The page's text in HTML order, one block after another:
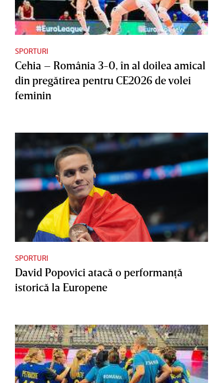
SPORTURI
Cehia – România 3-0, în al doilea amical
din pregătirea pentru CE2026 de volei
feminin
SPORTURI
David Popovici atacă o performanţă
istorică la Europene